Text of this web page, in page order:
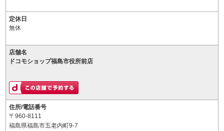
定休日
無休
店舗名
ドコモショップ福島市役所前店
住所/電話番号
〒960-8111
福島県福島市五老内町9-7